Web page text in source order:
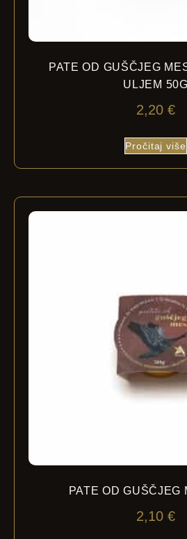
PATE OD GUŠČJEG
ULJEM 50G
2,20 €
Pročitaj više
PATE OD GUŠČJEG
2,10 €